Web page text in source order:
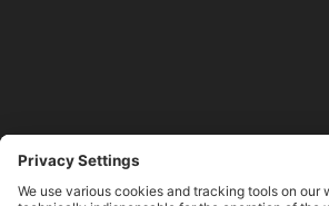
auf deinen Prompt und deine Richtlinien
sind, sodass jeder Beitrag authentisch und
Learn More→